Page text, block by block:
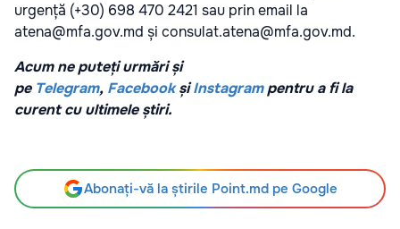
urgență (+30) 698 470 2421 sau prin email la
atena@mfa.gov.md și consulat.atena@mfa.gov.md.
Acum ne puteți urmări și
pe Telegram, Facebook șiInstagrampentru a fi la
curent cu ultimele știri.
Abonați-vă la știrile Point.md pe Google